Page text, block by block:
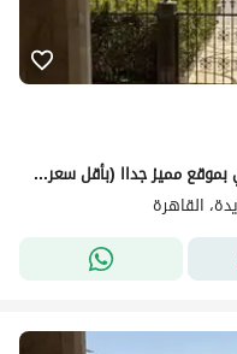
بسعر غير مسبوق شقة 250م استلام فوري بموقع مميز جداا (بأقل سعر في الماركت )